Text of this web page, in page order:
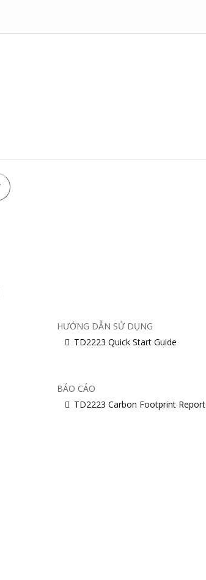
HƯỚNG DẪN SỬ DỤNG
TD2223 Quick Start Guide
BÁO CÁO
TD2223 Carbon Footprint Report